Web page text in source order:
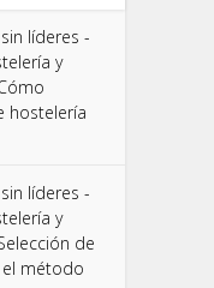
líderes -
y
hostelería
líderes -
y
de
método